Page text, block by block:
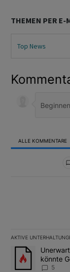
THEMEN PER E-
Top News
ALLE KOMMENTARE
AKTIVE
Das Folgende
Ein Trendartikel
könnte
5